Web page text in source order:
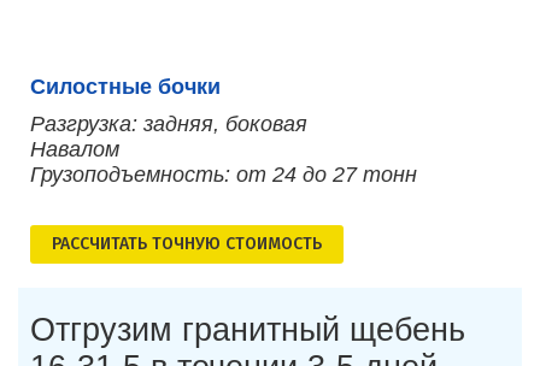
Силостные бочки
Разгрузка: задняя, боковая
Навалом
Грузоподъемность: от 24 до 27 тонн
РАСCЧИТАТЬ ТОЧНУЮ СТОИМОСТЬ
Отгрузим гранитный щебень